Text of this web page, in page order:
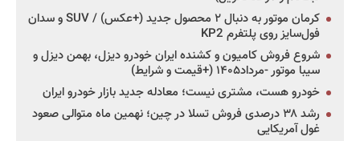
کرمان موتور به دنبال ۲ محصول جدید (+عکس) / SUV و سدان
فول‌سایز روی پلتفرم KP2
شروع فروش کامیون و کشنده ایران خودرو دیزل، بهمن دیزل و
سیبا موتور -مرداد۱۴۰۵ (+قیمت و شرایط)
خودرو هست، مشتری نیست؛ معادله جدید بازار خودرو ایران
رشد ۳۸ درصدی فروش تسلا در چین؛ نهمین ماه متوالی صعود
غول آمریکایی